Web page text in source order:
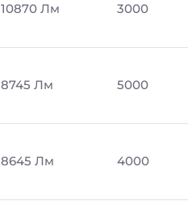
10870 Лм 3000
8745 Лм 5000
8645 Лм 4000